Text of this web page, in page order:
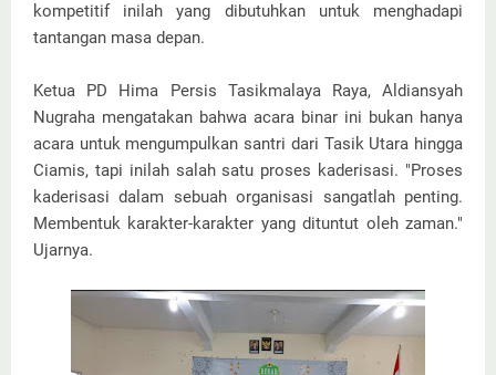
kompetitif inilah yang dibutuhkan untuk menghadapi
tantangan masa depan.
Ketua PD Hima Persis Tasikmalaya Raya, Aldiansyah
Nugraha mengatakan bahwa acara binar ini bukan hanya
acara untuk mengumpulkan santri dari Tasik Utara hingga
Ciamis, tapi inilah salah satu proses kaderisasi. "Proses
kaderisasi dalam sebuah organisasi sangatlah penting.
Membentuk karakter-karakter yang dituntut oleh zaman."
Ujarnya.